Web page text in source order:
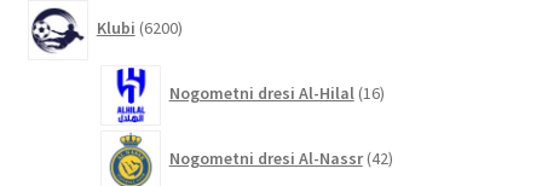
Klubi 6200izdelkov
Nogometni dresi Al-Hilal 16izdelkov
Nogometni dresi Al-Nassr 42izdelkov